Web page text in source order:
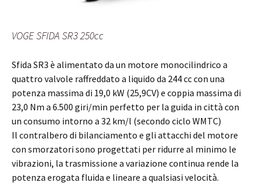
VOGE SFIDA SR3 250cc
Sfida SR3 è alimentato da un motore monocilindrico a
quattro valvole raffreddato a liquido da 244 cc con una
potenza massima di 19,0 kW (25,9CV) e coppia massima di
23,0 Nm a 6.500 giri/min perfetto per la guida in città con
un consumo intorno a 32 km/l (secondo ciclo WMTC)
Il contralbero di bilanciamento e gli attacchi del motore
con smorzatori sono progettati per ridurre al minimo le
vibrazioni, la trasmissione a variazione continua rende la
potenza erogata fluida e lineare a qualsiasi velocità.